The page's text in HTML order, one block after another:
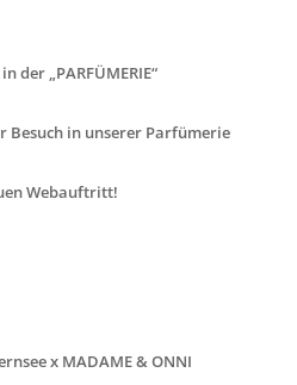
der „PARFÜMERIE“
Besuch in unserer Parfümerie
Webauftritt!
x MADAME & ONNI